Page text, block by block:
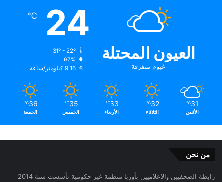
العيون المحتلة
غيوم متفرقة
24
℃
31º - 22º
67%
9.16 كيلومتر/ساعة
31
℃
الأثنين
32
℃
الثلاثاء
33
℃
الأربعاء
35
℃
الخميس
36
℃
الجمعة
من نحن
رابطة الصحفيين والاعلاميين بأوربا منظمة غير حكومية تأسست سنة 2014